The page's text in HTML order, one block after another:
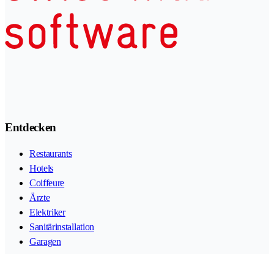
Entdecken
Restaurants
Hotels
Coiffeure
Ärzte
Elektriker
Sanitärinstallation
Garagen